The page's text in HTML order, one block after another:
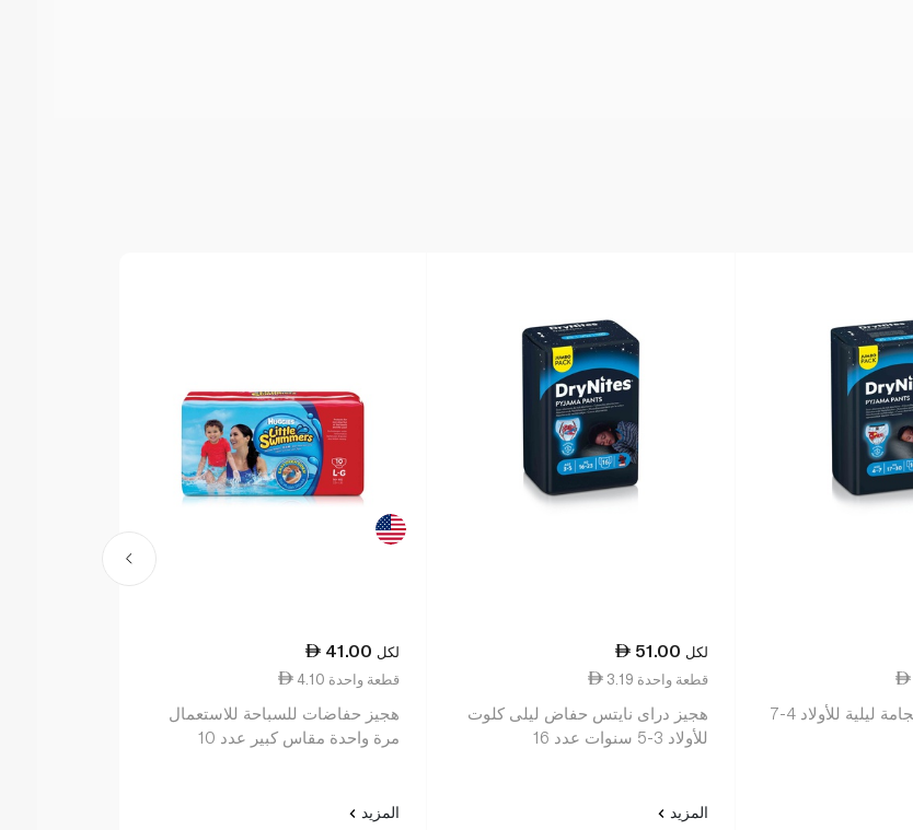
هجيز بنطلون بيجامة ليلية للأولاد 4-7
51.00 لكل
3.19 قطعة واحدة
هجيز دراى نايتس حفاض ليلى كلوت
للأولاد 3-5 سنوات عدد 16
المزيد
41.00 لكل
4.10 قطعة واحدة
هجيز حفاضات للسباحة للاستعمال
مرة واحدة مقاس كبير عدد 10
المزيد